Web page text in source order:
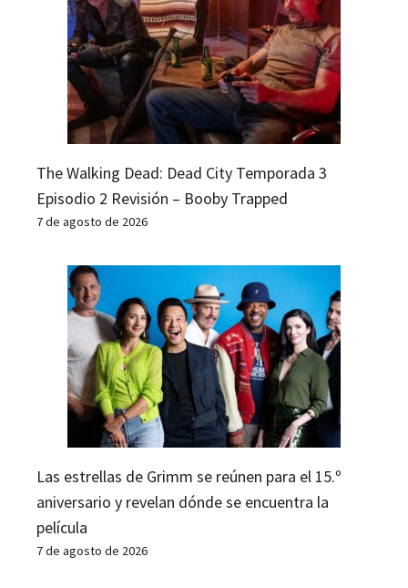
The Walking Dead: Dead City Temporada 3
Episodio 2 Revisión – Booby Trapped
7 de agosto de 2026
Las estrellas de Grimm se reúnen para el 15.º
aniversario y revelan dónde se encuentra la
película
7 de agosto de 2026